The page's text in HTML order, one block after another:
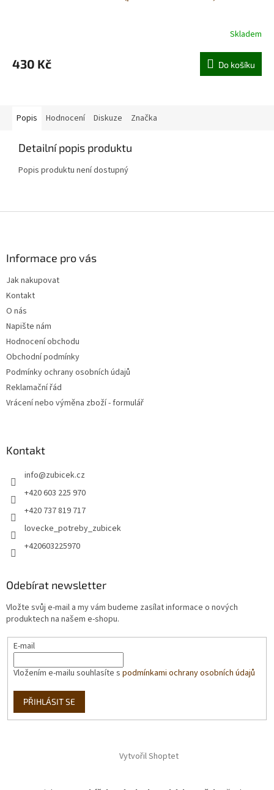
Skladem
430 Kč Do košíku
Popis Hodnocení Diskuze Značka
Detailní popis produktu
Popis produktu není dostupný
Informace pro vás
Jak nakupovat
Kontakt
O nás
Napište nám
Hodnocení obchodu
Obchodní podmínky
Podmínky ochrany osobních údajů
Reklamační řád
Vrácení nebo výměna zboží - formulář
Kontakt
info@zubicek.cz
+420 603 225 970
+420 737 819 717
lovecke_potreby_zubicek
+420603225970
Odebírat newsletter
Vložte svůj e-mail a my vám budeme zasílat informace o nových
produktech na našem e-shopu.
E-mail
Vložením e-mailu souhlasíte s podmínkami ochrany osobních údajů
PŘIHLÁSIT SE
Vytvořil Shoptet